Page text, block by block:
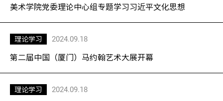
美术学院党委理论中心组专题学习习近平文化思想
理论学习 2024.09.18
第二届中国（厦门）马约翰艺术大展开幕
理论学习 2024.09.18